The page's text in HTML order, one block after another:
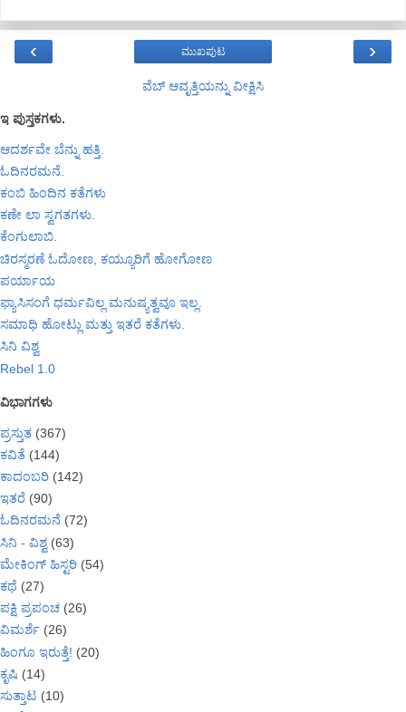
‹ ›
ಮುಖಪುಟ
ವೆಬ್‌ ಆವೃತ್ತಿಯನ್ನು ವೀಕ್ಷಿಸಿ
ಇ ಪುಸ್ತಕಗಳು.
ಆದರ್ಶವೇ ಬೆನ್ನು ಹತ್ತಿ.
ಓದಿನರಮನೆ.
ಕಂಬಿ ಹಿಂದಿನ ಕತೆಗಳು
ಕಣೇ ಲಾ ಸ್ವಗತಗಳು.
ಕೆಂಗುಲಾಬಿ.
ಚಿರಸ್ಮರಣೆ ಓದೋಣ, ಕಯ್ಯೂರಿಗೆ ಹೋಗೋಣ
ಪರ್ಯಾಯ
ಫ್ಯಾಸಿಸಂಗೆ ಧರ್ಮವಿಲ್ಲ ಮನುಷ್ಯತ್ವವೂ ಇಲ್ಲ.
ಸಮಾಧಿ ಹೋಟ್ಲು ಮತ್ತು ಇತರೆ ಕತೆಗಳು.
ಸಿನಿ ವಿಶ್ವ
Rebel 1.0
ವಿಭಾಗಗಳು
ಪ್ರಸ್ತುತ (367)
ಕವಿತೆ (144)
ಕಾದಂಬರಿ (142)
ಇತರೆ (90)
ಓದಿನರಮನೆ (72)
ಸಿನಿ - ವಿಶ್ವ (63)
ಮೇಕಿಂಗ್ ಹಿಸ್ಟರಿ (54)
ಕಥೆ (27)
ಪಕ್ಷಿ ಪ್ರಪಂಚ (26)
ವಿಮರ್ಶೆ (26)
ಹಿಂಗೂ ಇರುತ್ತೆ! (20)
ಕೃಷಿ (14)
ಸುತ್ತಾಟ (10)